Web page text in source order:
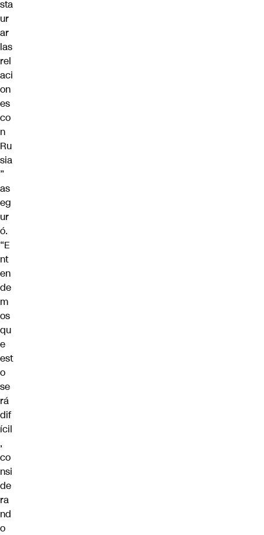
sta
ur
ar
las
rel
aci
on
es
co
n
Ru
sia
”
as
eg
ur
ó.
“E
nt
en
de
m
os
qu
e
est
o
se
rá
dif
ícil
,
co
nsi
de
ra
nd
o